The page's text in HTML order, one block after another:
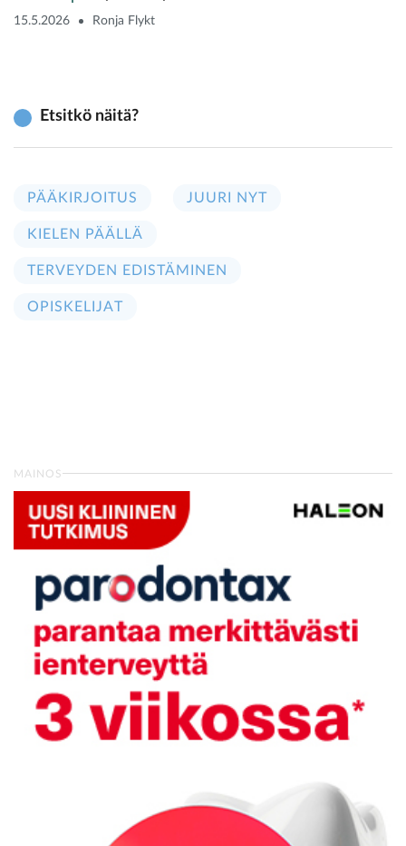
15.5.2026 Ronja Flykt
Etsitkö näitä?
PÄÄKIRJOITUS JUURI NYT
KIELEN PÄÄLLÄ
TERVEYDEN EDISTÄMINEN
OPISKELIJAT
MAINOS